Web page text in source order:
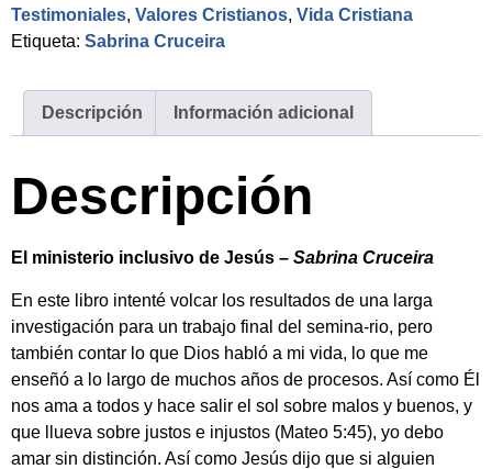
Testimoniales, Valores Cristianos, Vida Cristiana
Etiqueta: Sabrina Cruceira
Descripción Información adicional
Descripción
El ministerio inclusivo de Jesús – Sabrina Cruceira
En este libro intenté volcar los resultados de una larga
investigación para un trabajo final del semina-rio, pero
también contar lo que Dios habló a mi vida, lo que me
enseñó a lo largo de muchos años de procesos. Así como Él
nos ama a todos y hace salir el sol sobre malos y buenos, y
que llueva sobre justos e injustos (Mateo 5:45), yo debo
amar sin distinción. Así como Jesús dijo que si alguien